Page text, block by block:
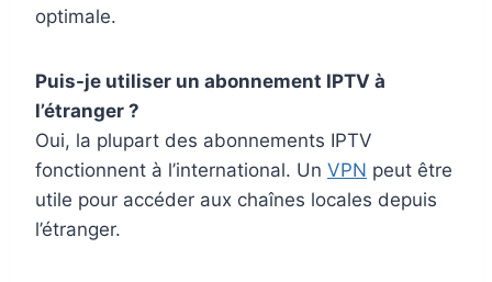
optimale.
Puis-je utiliser un abonnement IPTV à
l’étranger ?
Oui, la plupart des abonnements IPTV
fonctionnent à l’international. Un VPN peut être
utile pour accéder aux chaînes locales depuis
l’étranger.